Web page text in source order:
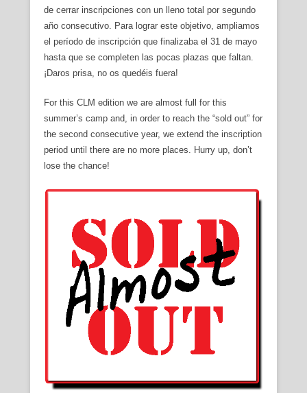
de cerrar inscripciones con un lleno total por segundo
año consecutivo. Para lograr este objetivo, ampliamos
el período de inscripción que finalizaba el 31 de mayo
hasta que se completen las pocas plazas que faltan.
¡Daros prisa, no os quedéis fuera!
For this CLM edition we are almost full for this
summer’s camp and, in order to reach the “sold out” for
the second consecutive year, we extend the inscription
period until there are no more places. Hurry up, don’t
lose the chance!